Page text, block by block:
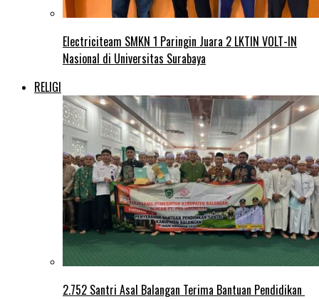
Electriciteam SMKN 1 Paringin Juara 2 LKTIN VOLT-IN
Nasional di Universitas Surabaya
RELIGI
2.752 Santri Asal Balangan Terima Bantuan Pendidikan